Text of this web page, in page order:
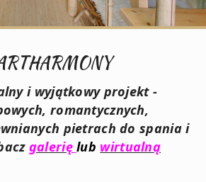
i wyjątkowy projekt-
romantycznych,
pietrach do spaniai
galerię lub wirtualną